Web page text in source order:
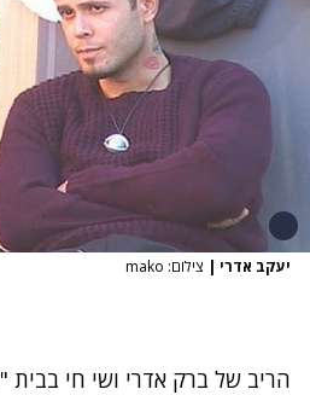
יעקב אדרי | צילום: mako
הריב של ברק אדרי ושי חי בבית "